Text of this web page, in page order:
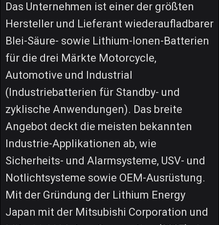
Das Unternehmen ist einer der größten
Hersteller und Lieferant wiederaufladbarer
Blei-Säure- sowie Lithium-Ionen-Batterien
für die drei Märkte Motorcycle,
Automotive und Industrial
(Industriebatterien für Standby- und
zyklische Anwendungen). Das breite
Angebot deckt die meisten bekannten
Industrie-Applikationen ab, wie
Sicherheits- und Alarmsysteme, USV- und
Notlichtsysteme sowie OEM-Ausrüstung.
Mit der Gründung der Lithium Energy
Japan mit der Mitsubishi Corporation und